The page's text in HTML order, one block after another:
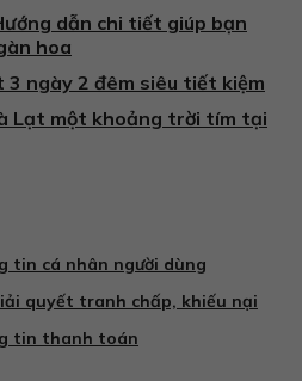
dẫn chi tiết giúp bạn
hoa
ngày 2 đêm siêu tiết kiệm
Lạt một khoảng trời tím tại
tin cá nhân người dùng
quyết tranh chấp, khiếu nại
tin thanh toán